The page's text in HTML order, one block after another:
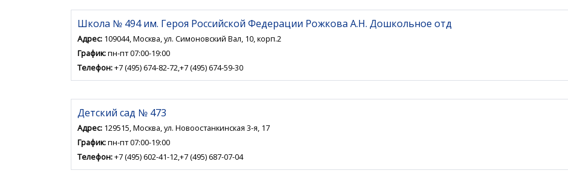
Школа № 494 им. Героя Российской Федерации Рожкова А.Н. Дошкольное отд
Адрес: 109044, Москва, ул. Симоновский Вал, 10, корп.2
График:пн-пт 07:00-19:00
Телефон:+7 (495) 674-82-72,+7 (495) 674-59-30
Детский сад № 473
Адрес: 129515, Москва, ул. Новоостанкинская 3-я, 17
График:пн-пт 07:00-19:00
Телефон:+7 (495) 602-41-12,+7 (495) 687-07-04